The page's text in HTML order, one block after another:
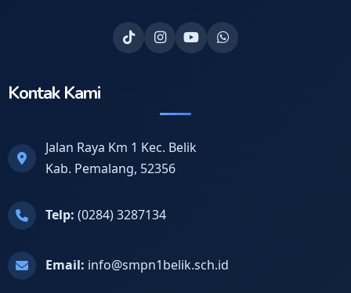
Kontak Kami
Jalan Raya Km 1 Kec. Belik
Kab. Pemalang, 52356
Telp: (0284) 3287134
Email: info@smpn1belik.sch.id